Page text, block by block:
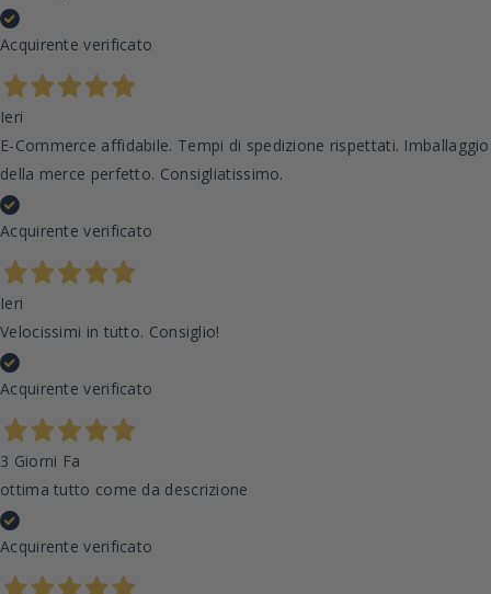
Acquirente verificato
Ieri
E-Commerce affidabile. Tempi di spedizione rispettati. Imballaggio
della merce perfetto. Consigliatissimo.
Acquirente verificato
Ieri
Velocissimi in tutto. Consiglio!
Acquirente verificato
3 Giorni Fa
ottima tutto come da descrizione
Acquirente verificato